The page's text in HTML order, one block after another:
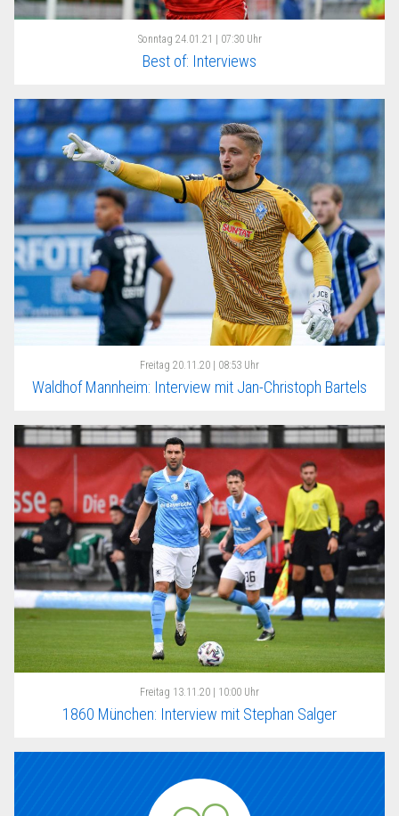
Sonntag 24.01.21 | 07:30 Uhr
Best of: Interviews
Freitag 20.11.20 | 08:53 Uhr
Waldhof Mannheim: Interview mit Jan-Christoph Bartels
Freitag 13.11.20 | 10:00 Uhr
1860 München: Interview mit Stephan Salger